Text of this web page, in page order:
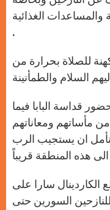
والمساعدات الغذائية
.
للصلاة بحرارة من
قداسة البابا فيما
مأساتهم ومعاناتهم
ان يستجيب الرب
سارا على
السورين حتى